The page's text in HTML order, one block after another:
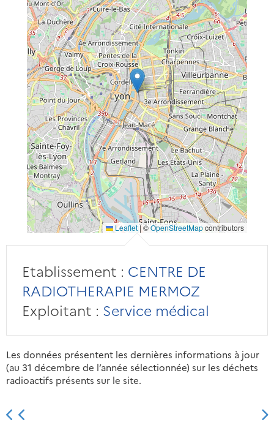
Leaflet|©OpenStreetMapcontributors
Etablissement : CENTRE DE
RADIOTHERAPIE MERMOZ
Exploitant : Service médical
Les données présentent les dernières informations à jour
(au 31 décembre de l’année sélectionnée) sur les déchets
radioactifs présents sur le site.